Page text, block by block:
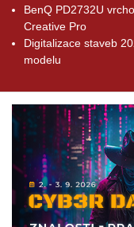
BenQ PD2732U
Creative Pro
Digitalizace staveb
modelu